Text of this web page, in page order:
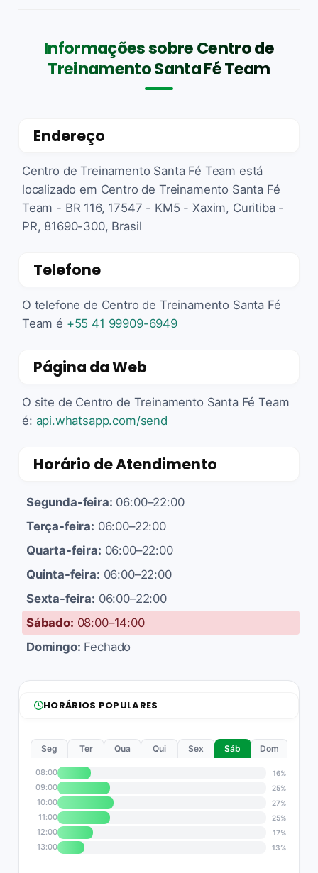
Informações sobre Centro de
Treinamento Santa Fé Team
Endereço
Centro de Treinamento Santa Fé Team está
localizado em Centro de Treinamento Santa Fé
Team - BR 116, 17547 - KM5 - Xaxim, Curitiba -
PR, 81690-300, Brasil
Telefone
O telefone de Centro de Treinamento Santa Fé
Team é +55 41 99909-6949
Página da Web
O site de Centro de Treinamento Santa Fé Team
é: api.whatsapp.com/send
Horário de Atendimento
Segunda-feira: 06:00–22:00
Terça-feira: 06:00–22:00
Quarta-feira: 06:00–22:00
Quinta-feira: 06:00–22:00
Sexta-feira: 06:00–22:00
Sábado: 08:00–14:00
Domingo: Fechado
HORÁRIOS POPULARES
Seg Ter Qua Qui Sex Sáb Dom
08:00 16%
09:00 25%
10:00 27%
11:00 25%
12:00 17%
13:00 13%